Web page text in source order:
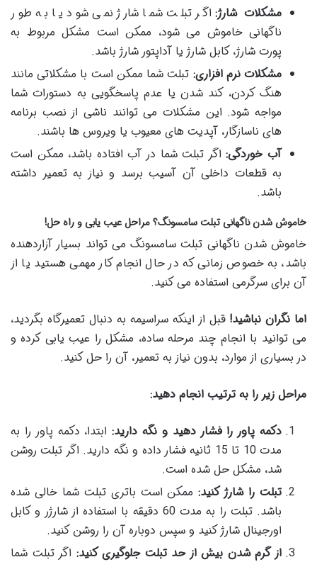
مشکلات شارژ:اگر تبلت شما شارژ نمی شود یا به طور
ناگهانی خاموش می شود، ممکن است مشکل مربوط به
پورت شارژ، کابل شارژ یا آداپتور شارژ باشد.
مشکلات نرم افزاری: تبلت شما ممکن است با مشکلاتی مانند
هنگ کردن، کند شدن یا عدم پاسخگویی به دستورات شما
مواجه شود. این مشکلات می توانند ناشی از نصب برنامه
های ناسازگار، آپدیت های معیوب یا ویروس ها باشند.
آب خوردگی:اگر تبلت شما در آب افتاده باشد، ممکن است
به قطعات داخلی آن آسیب برسد و نیاز به تعمیر داشته
باشد.
خاموش شدن ناگهانی تبلت سامسونگ؟ مراحل عیب یابی و راه حل!
خاموش شدن ناگهانی تبلت سامسونگ می تواند بسیار آزاردهنده
باشد، به خصوص زمانی که در حال انجام کار مهمی هستید یا از
آن برای سرگرمی استفاده می کنید.
اما نگران نباشید! قبل از اینکه سراسیمه به دنبال تعمیرگاه بگردید،
می توانید با انجام چند مرحله ساده، مشکل را عیب یابی کرده و
در بسیاری از موارد، بدون نیاز به تعمیر، آن را حل کنید.
مراحل زیر را به ترتیب انجام دهید:
دکمه پاور را فشار دهید و نگه دارید:ابتدا، دکمه پاور را به
مدت 10 تا 15 ثانیه فشار داده و نگه دارید. اگر تبلت روشن
شد، مشکل حل شده است.
تبلت را شارژ کنید:ممکن است باتری تبلت شما خالی شده
باشد. تبلت را به مدت 60 دقیقه با استفاده از شارژر و کابل
اورجینال شارژ کنید و سپس دوباره آن را روشن کنید.
از گرم شدن بیش از حد تبلت جلوگیری کنید: اگر تبلت شما